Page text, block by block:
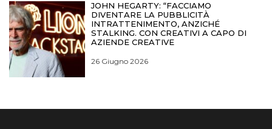
JOHN HEGARTY: “FACCIAMO
DIVENTARE LA PUBBLICITÀ
INTRATTENIMENTO, ANZICHÉ
STALKING. CON CREATIVI A CAPO DI
AZIENDE CREATIVE
26 Giugno 2026